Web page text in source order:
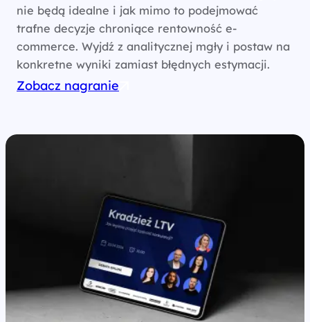
nie będą idealne i jak mimo to podejmować
trafne decyzje chroniące rentowność e-
commerce. Wyjdź z analitycznej mgły i postaw na
konkretne wyniki zamiast błędnych estymacji.
Zobacz nagranie